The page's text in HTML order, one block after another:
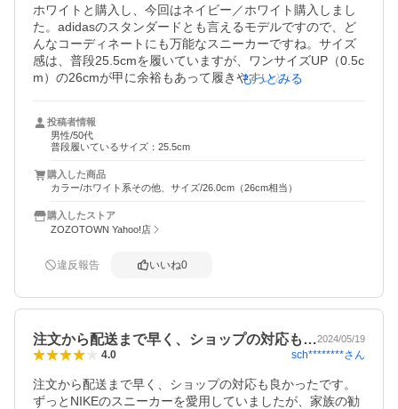
ホワイトと購入し、今回はネイビー／ホワイト購入しまし
た。adidasのスタンダードとも言えるモデルですので、ど
んなコーディネートにも万能なスニーカーですね。サイズ
感は、普段25.5cmを履いていますが、ワンサイズUP（0.5c
m）の26cmが甲に余裕もあって履きやすいと感じます。私
もっとみる
投稿者情報
男性/50代
普段履いているサイズ：25.5cm
購入した商品
カラー/ホワイト系その他、サイズ/26.0cm（26cm相当）
購入したストア
ZOZOTOWN Yahoo!店
違反報告 いいね0
注文から配送まで早く、ショップの対応も…2024/05/19
4.0 sch********さん
注文から配送まで早く、ショップの対応も良かったです。
ずっとNIKEのスニーカーを愛用していましたが、家族の勧